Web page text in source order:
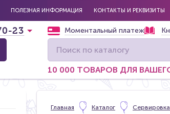
ПОЛЕЗНАЯ ИНФОРМАЦИЯ КОНТАКТЫ И РЕКВИЗИТЫ
23 Моментальный платеж
10 000 ТОВАРОВ ДЛЯ
Главная Каталог